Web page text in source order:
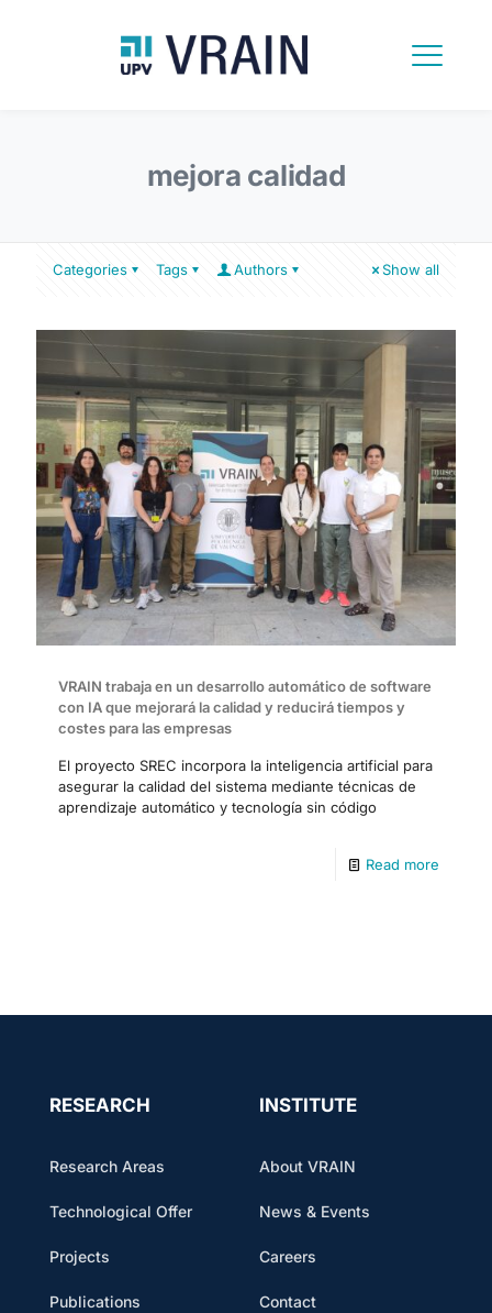
mejora calidad
Categories Tags Authors Show all
VRAIN trabaja en un desarrollo automático de software
con IA que mejorará la calidad y reducirá tiempos y
costes para las empresas
El proyecto SREC incorpora la inteligencia artificial para
asegurar la calidad del sistema mediante técnicas de
aprendizaje automático y tecnología sin código
Read more
RESEARCH
Research Areas
Technological Offer
Projects
Publications
INSTITUTE
About VRAIN
News & Events
Careers
Contact